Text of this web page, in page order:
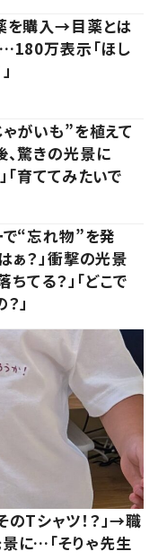
を購入→目薬とは
万表示「ほし
がいも”を植えて
驚きの光景に
「育ててみたいで
で“忘れ物”を発
ぁ？」衝撃の光景
ちてる？」「どこで
」
Tシャツ！？」→職
に…「そりゃ先生